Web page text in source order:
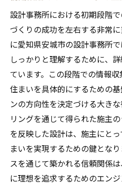
設計事務所における初期段階
づくりの成功を左右する非常
に愛知県安城市の設計事務所
しっかりと理解するために、
ています。この段階での情報
住まいを具体的にするための
ンの方向性を決定づける大き
リングを通じて得られた施主
を反映した設計は、施主にと
まいを実現するための鍵とな
スを通じて築かれる信頼関係
に理想を追求するためのエン